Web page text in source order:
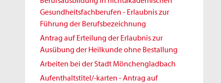
Gesundheitsfachberufen - Erlaubnis zur
Führung der Berufsbezeichnung
Antrag auf Erteilung der Erlaubnis zur
Ausübung der Heilkunde ohne Bestallung
Arbeiten bei der Stadt Mönchengladbach
Aufenthaltstitel/-karten - Antrag auf